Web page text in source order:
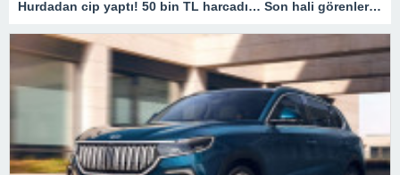
Hurdadan cip yaptı! 50 bin TL harcadı… Son hali görenleri hayrete düşürdü